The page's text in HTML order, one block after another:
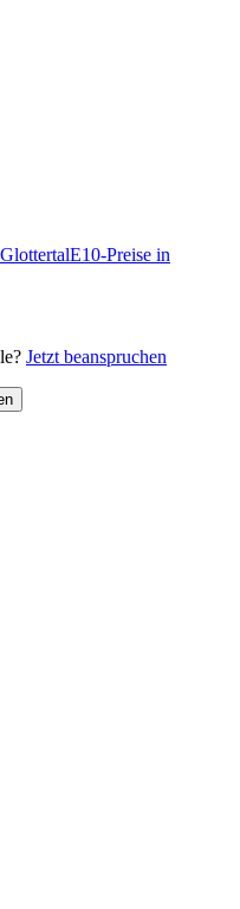
E10-Preise in
Jetzt beanspruchen